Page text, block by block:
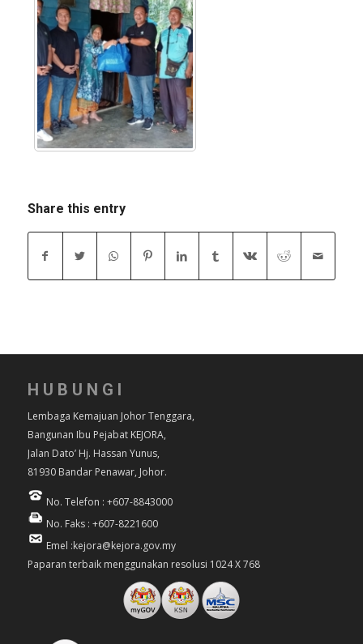
Share this entry
HUBUNGI
Lembaga Kemajuan Johor Tenggara,
Bangunan Ibu Pejabat KEJORA,
Jalan Dato’ Hj. Hassan Yunus,
81930 Bandar Penawar, Johor.
No. Telefon : +607-8843000
No. Faks : +607-8221600
Emel :kejora@kejora.gov.my
Paparan terbaik menggunakan resolusi 1024 X 768